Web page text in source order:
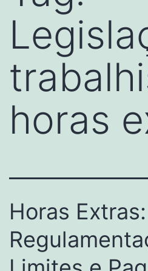
horas
Horas Extras: